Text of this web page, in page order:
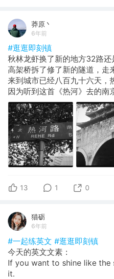
莽原丶
6年前
#逛逛即刻镇
秋林龙虾换了新的地方32路还
高架桥拆了修了新的隧道，走
来到城市已经八百九十六天，
因为听到这首《热河》去的南
13 1 0
猫砺
6年前
#一起练英文 #逛逛即刻镇
今天的英文文素：
If you want to shine like the
it.